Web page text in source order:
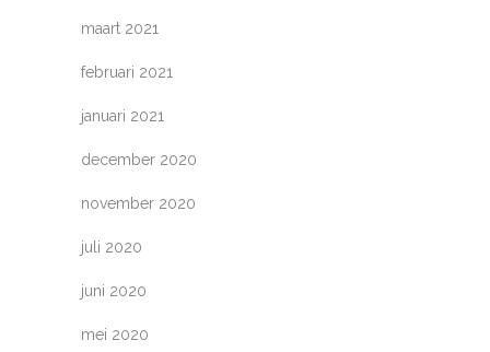
maart 2021
februari 2021
januari 2021
december 2020
november 2020
juli 2020
juni 2020
mei 2020